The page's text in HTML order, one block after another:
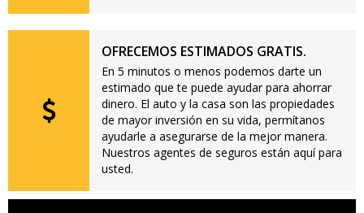
OFRECEMOS ESTIMADOS GRATIS.
En 5 minutos o menos podemos darte un
estimado que te puede ayudar para ahorrar
dinero. El auto y la casa son las propiedades
de mayor inversión en su vida, permítanos
ayudarle a asegurarse de la mejor manera.
Nuestros agentes de seguros están aquí para
usted.